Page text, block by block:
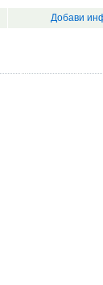
Добави